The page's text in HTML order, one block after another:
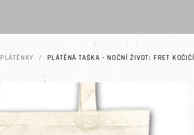
PLÁTĚNKY / PLÁTĚNÁ TAŠKA - NOČNÍ ŽIVOT: FRET KOČIČÍ